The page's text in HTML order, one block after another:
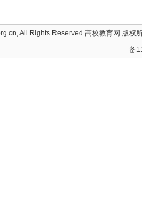
All Rights Reserved 高校教育网 版权
备